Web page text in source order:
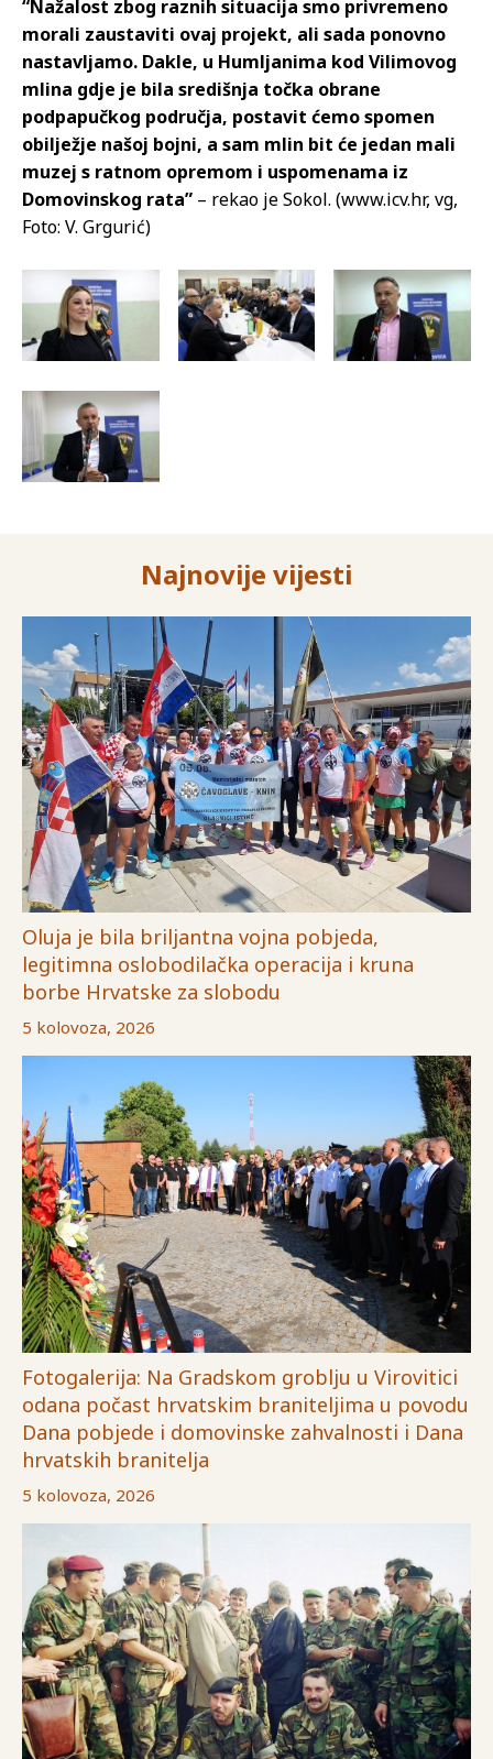
“Nažalost zbog raznih situacija smo privremeno
morali zaustaviti ovaj projekt, ali sada ponovno
nastavljamo. Dakle, u Humljanima kod Vilimovog
mlina gdje je bila središnja točka obrane
podpapučkog područja, postavit ćemo spomen
obilježje našoj bojni, a sam mlin bit će jedan mali
muzej s ratnom opremom i uspomenama iz
Domovinskog rata” – rekao je Sokol. (www.icv.hr, vg,
Foto: V. Grgurić)
Najnovije vijesti
Oluja je bila briljantna vojna pobjeda,
legitimna oslobodilačka operacija i kruna
borbe Hrvatske za slobodu
5 kolovoza, 2026
Fotogalerija: Na Gradskom groblju u Virovitici
odana počast hrvatskim braniteljima u povodu
Dana pobjede i domovinske zahvalnosti i Dana
hrvatskih branitelja
5 kolovoza, 2026